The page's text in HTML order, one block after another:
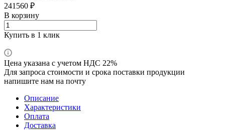
241560 ₽
В корзину
Купить в 1 клик
Цена указана с учетом НДС 22%
Для запроса стоимости и срока поставки продукции
напишите нам на почту
Описание
Характеристики
Оплата
Доставка